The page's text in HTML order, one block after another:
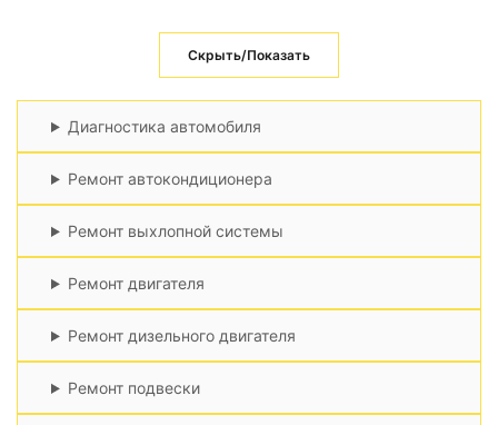
Скрыть/Показать
Диагностика автомобиля
Ремонт автокондиционера
Ремонт выхлопной системы
Ремонт двигателя
Ремонт дизельного двигателя
Ремонт подвески